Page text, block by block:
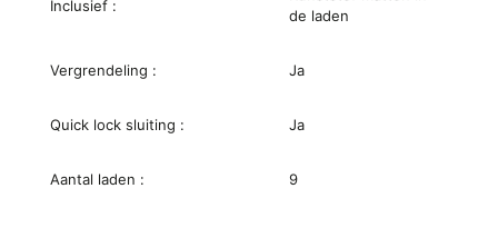
Inclusief :
de laden
Vergrendeling : Ja
Quick lock sluiting : Ja
Aantal laden : 9